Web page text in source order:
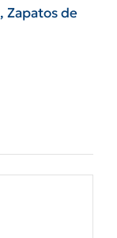
, Zapatos de